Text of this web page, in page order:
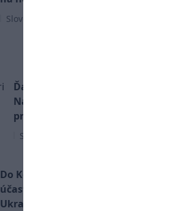
Slovenský futbal
Ďalší Slovák mieri na ostrovy!
Náš reprezentant oficiálne
prestúpil do Anglicka
Slovenský futbal
Do Košíc mieri minulosezónny
účastník Ligy majstrov.
Ukrajinský klub vyzve na